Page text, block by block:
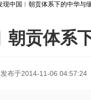
现中国︱朝贡体系下的中华与
朝贡体系
发布于2014-11-06 04:57:24